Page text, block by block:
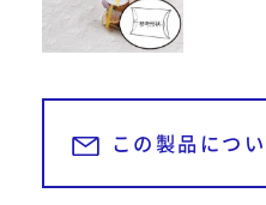
24時
この製品につ